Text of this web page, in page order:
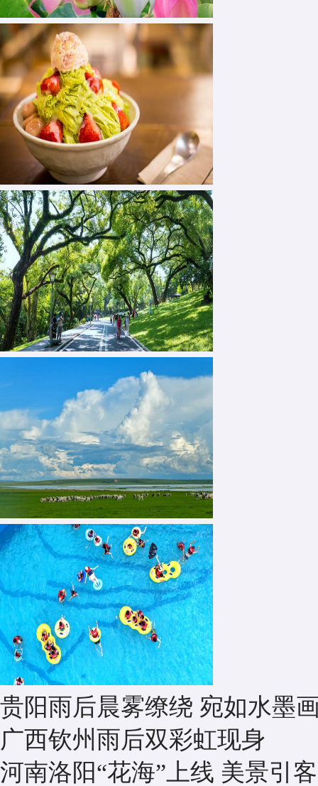
贵阳雨后晨雾缭绕 宛如水墨
广西钦州雨后双彩虹现身
河南洛阳“花海”上线 美景引